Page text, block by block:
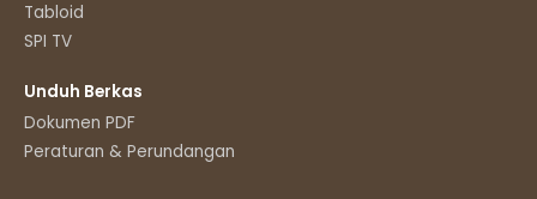
Tabloid
SPI TV
Unduh Berkas
Dokumen PDF
Peraturan & Perundangan